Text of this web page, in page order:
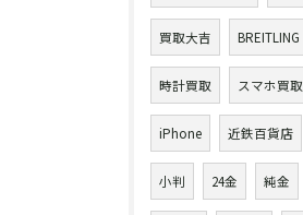
買取大吉 BREITLING
時計買取 スマホ買取
iPhone 近鉄百貨店
小判 24金 純金